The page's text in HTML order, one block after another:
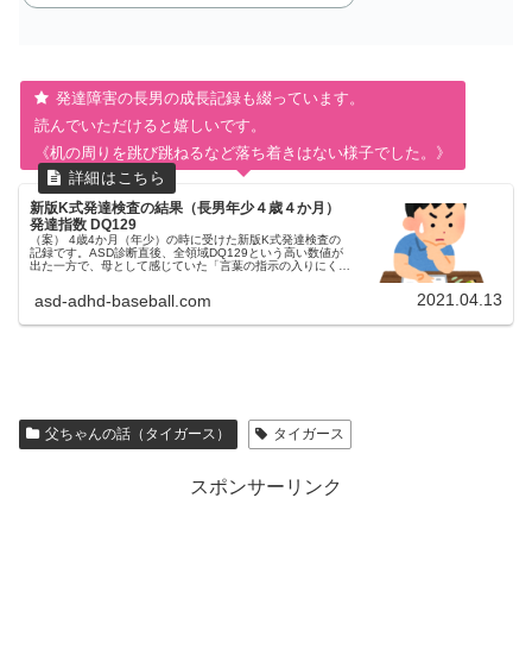
発達障害の長男の成長記録も綴っています。
読んでいただけると嬉しいです。
《机の周りを跳び跳ねるなど落ち着きはない様子でした。》
新版K式発達検査の結果（長男年少４歳４か月）
発達指数 DQ129
（案） 4歳4か月（年少）の時に受けた新版K式発達検査の
記録です。ASD診断直後、全領域DQ129という高い数値が
出た一方で、母として感じていた「言葉の指示の入りにく
asd-adhd-baseball.com 2021.04.13
父ちゃんの話（タイガース） タイガース
スポンサーリンク